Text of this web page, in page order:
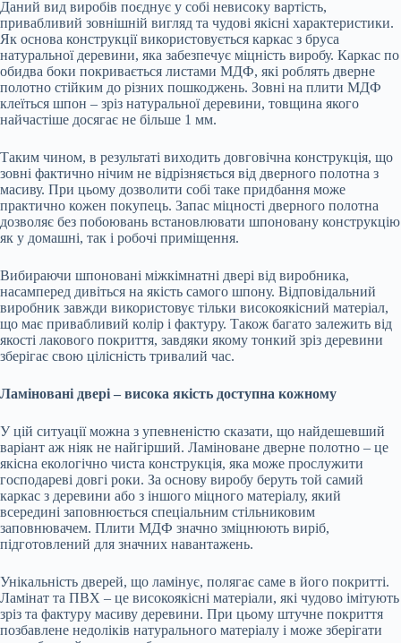
Даний вид виробів поєднує у собі невисоку вартість,
привабливий зовнішній вигляд та чудові якісні характеристики.
Як основа конструкції використовується каркас з бруса
натуральної деревини, яка забезпечує міцність виробу. Каркас по
обидва боки покривається листами МДФ, які роблять дверне
полотно стійким до різних пошкоджень. Зовні на плити МДФ
клеїться шпон – зріз натуральної деревини, товщина якого
найчастіше досягає не більше 1 мм.
Таким чином, в результаті виходить довговічна конструкція, що
зовні фактично нічим не відрізняється від дверного полотна з
масиву. При цьому дозволити собі таке придбання може
практично кожен покупець. Запас міцності дверного полотна
дозволяє без побоювань встановлювати шпоновану конструкцію
як у домашні, так і робочі приміщення.
Вибираючи шпоновані міжкімнатні двері від виробника,
насамперед дивіться на якість самого шпону. Відповідальний
виробник завжди використовує тільки високоякісний матеріал,
що має привабливий колір і фактуру. Також багато залежить від
якості лакового покриття, завдяки якому тонкий зріз деревини
зберігає свою цілісність тривалий час.
Ламіновані двері – висока якість доступна кожному
У цій ситуації можна з упевненістю сказати, що найдешевший
варіант аж ніяк не найгірший. Ламіноване дверне полотно – це
якісна екологічно чиста конструкція, яка може прослужити
господареві довгі роки. За основу виробу беруть той самий
каркас з деревини або з іншого міцного матеріалу, який
всередині заповнюється спеціальним стільниковим
заповнювачем. Плити МДФ значно зміцнюють виріб,
підготовлений для значних навантажень.
Унікальність дверей, що ламінує, полягає саме в його покритті.
Ламінат та ПВХ – це високоякісні матеріали, які чудово імітують
зріз та фактуру масиву деревини. При цьому штучне покриття
позбавлене недоліків натурального матеріалу і може зберігати